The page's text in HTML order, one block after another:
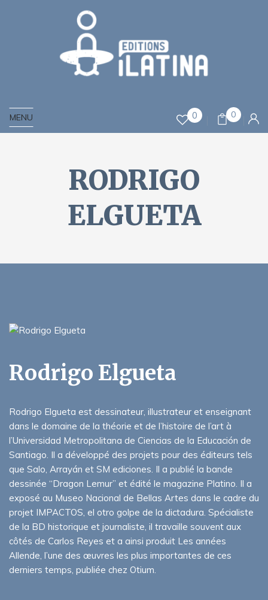
MENU 0 0
RODRIGO
ELGUETA
Rodrigo Elgueta
Rodrigo Elgueta est dessinateur, illustrateur et enseignant
dans le domaine de la théorie et de l’histoire de l’art à
l’Universidad Metropolitana de Ciencias de la Educación de
Santiago. Il a développé des projets pour des éditeurs tels
que Salo, Arrayán et SM ediciones. Il a publié la bande
dessinée “Dragon Lemur” et édité le magazine Platino. Il a
exposé au Museo Nacional de Bellas Artes dans le cadre du
projet IMPACTOS, el otro golpe de la dictadura. Spécialiste
de la BD historique et journaliste, il travaille souvent aux
côtés de Carlos Reyes et a ainsi produit Les années
Allende, l’une des œuvres les plus importantes de ces
derniers temps, publiée chez Otium.